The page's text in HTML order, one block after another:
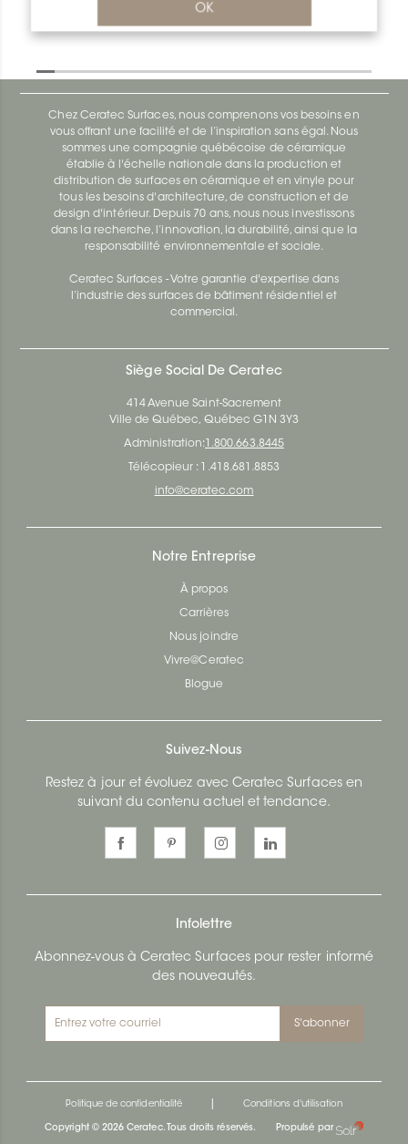
OK
Chez Ceratec Surfaces, nous comprenons vos besoins en
vous offrant une facilité et de l’inspiration sans égal. Nous
sommes une compagnie québécoise de céramique
établie à l'échelle nationale dans la production et
distribution de surfaces en céramique et en vinyle pour
tous les besoins d'architecture, de construction et de
design d'intérieur. Depuis 70 ans, nous nous investissons
dans la recherche, l’innovation, la durabilité, ainsi que la
responsabilité environnementale et sociale.
Ceratec Surfaces - Votre garantie d'expertise dans
l’industrie des surfaces de bâtiment résidentiel et
commercial.
Siège Social De Ceratec
414 Avenue Saint-Sacrement
Ville de Québec, Québec G1N 3Y3
Administration: 1.800.663.8445
Télécopieur : 1.418.681.8853
info@ceratec.com
Notre Entreprise
À propos
Carrières
Nous joindre
Vivre@Ceratec
Blogue
Suivez-Nous
Restez à jour et évoluez avec Ceratec Surfaces en
suivant du contenu actuel et tendance.
Infolettre
Abonnez-vous à Ceratec Surfaces pour rester informé
des nouveautés.
S'abonner
Politique de confidentialité Conditions d'utilisation
Copyright © 2026 Ceratec. Tous droits réservés. Propulsé par